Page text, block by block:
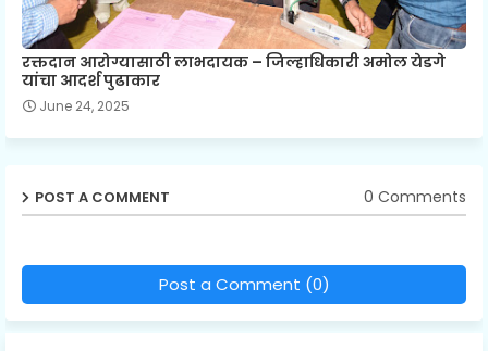
रक्तदान आरोग्यासाठी लाभदायक – जिल्हाधिकारी अमोल येडगे
यांचा आदर्श पुढाकार
June 24, 2025
POST A COMMENT 0 Comments
Post a Comment (0)